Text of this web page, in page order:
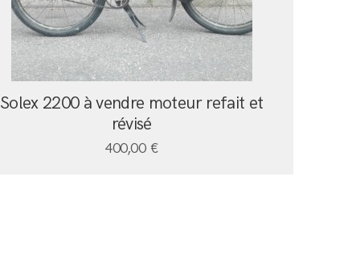
Solex 2200 à vendre moteur refait et
révisé
400,00 €